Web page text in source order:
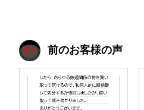
前のお客様の声